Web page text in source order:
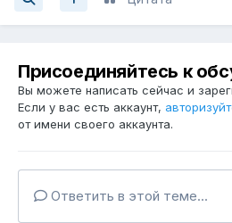
Присоединяйтесь к
Вы можете написать сейчас и
Если у вас есть аккаунт,
от имени своего аккаунта.
Ответить в этой теме...